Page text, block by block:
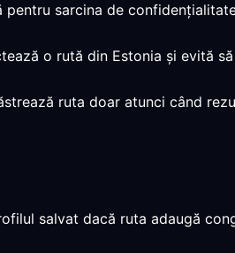
pentru sarcina de
o rută din Estonia și evită
ruta doar atunci când
salvat dacă ruta adaugă